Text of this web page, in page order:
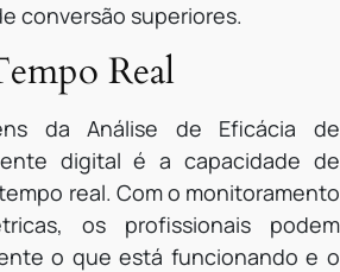
conversão superiores.
Real
da Análise de Eficácia de
digital é a capacidade de
real. Com o monitoramento
os profissionais podem
o que está funcionando e o